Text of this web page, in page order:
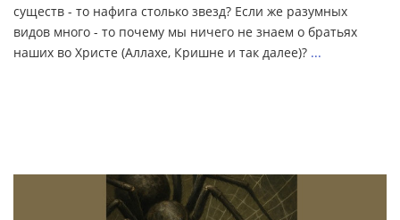
существ - то нафига столько звезд? Если же разумных
видов много - то почему мы ничего не знаем о братьях
наших во Христе (Аллахе, Кришне и так далее)? ...